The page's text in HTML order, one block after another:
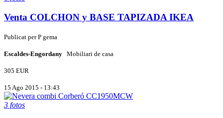
Venta COLCHON y BASE TAPIZADA IKEA
Publicat perP gema
Escaldes-Engordany Mobiliari de casa
305 EUR
15 Ago 2015 - 13:43
3 fotos